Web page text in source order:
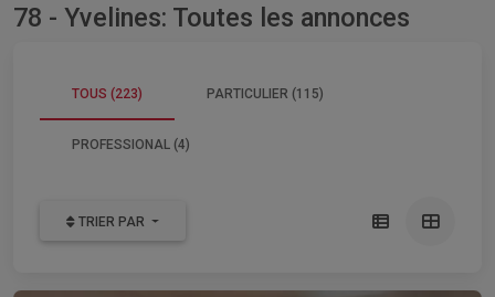
78 - Yvelines: Toutes les annonces
TOUS (223) PARTICULIER (115)
PROFESSIONAL (4)
TRIER PAR